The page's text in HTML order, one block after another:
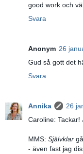
good work och
Svara
Anonym 26
Gud så gott det
Svara
Annika
26
Caroline: Tackar!
MMS:Självklar
- även fast jag